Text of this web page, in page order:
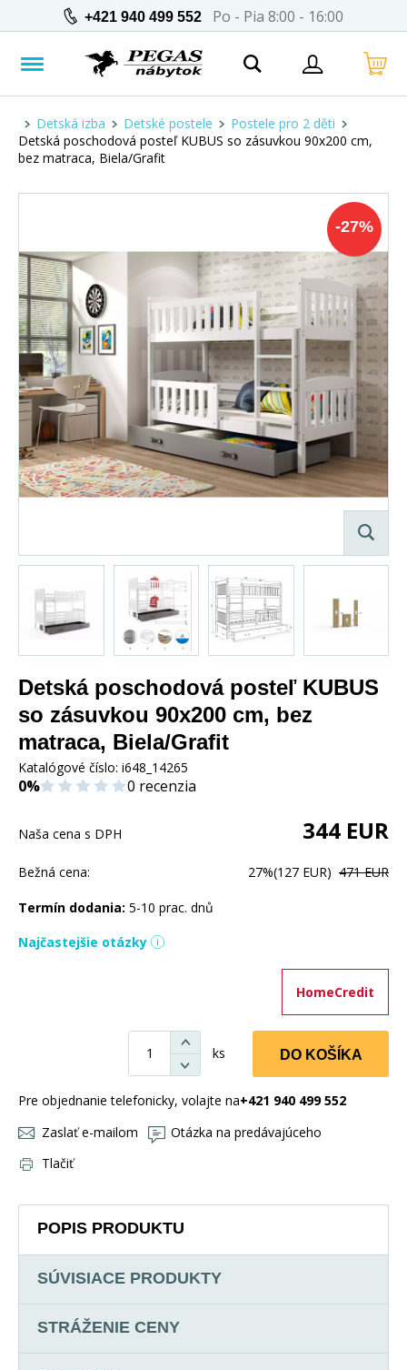
+421 940 499 552 Po - Pia 8:00 - 16:00
Detská izba Detské postele
Postele pro 2 děti
Detská poschodová posteľ KUBUS so zásuvkou 90x200 cm,
bez matraca, Biela/Grafit
-27%
Detská poschodová posteľ KUBUS
so zásuvkou 90x200 cm, bez
matraca, Biela/Grafit
Katalógové číslo: i648_14265
0% 0 recenzia
Naša cena s DPH 344 EUR
Bežná cena: 27%(127 EUR) 471 EUR
Termín dodania: 5-10 prac. dnů
Najčastejšie otázky
HomeCredit
ks DO KOŠÍKA
Pre objednanie telefonicky, volajte na+421 940 499 552
Zaslať e-mailom
Otázka na predávajúceho
Tlačiť
POPIS PRODUKTU
SÚVISIACE PRODUKTY
STRÁŽENIE CENY